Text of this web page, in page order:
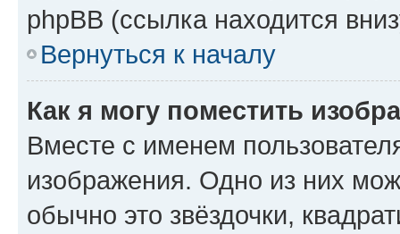
phpBB (ссылка находится
Вернуться к началу
Как я могу поместить
Вместе с именем
изображения. Одно из них
обычно это звёздочки,